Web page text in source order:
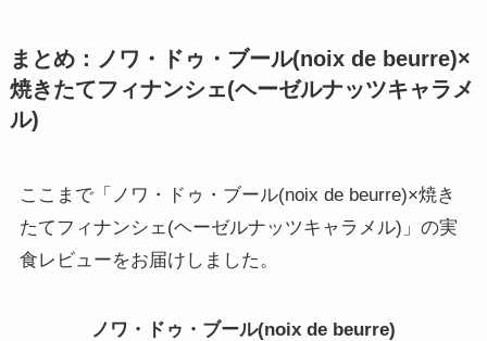
まとめ：ノワ・ドゥ・ブール(noix de beurre)×
焼きたてフィナンシェ(ヘーゼルナッツキャラメ
ル)
ここまで「ノワ・ドゥ・ブール(noix de beurre)×焼き
たてフィナンシェ(ヘーゼルナッツキャラメル)」の実
食レビューをお届けしました。
ノワ・ドゥ・ブール(noix de beurre)